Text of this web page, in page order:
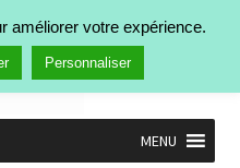
MENU
améliorer votre expérience.
Personnaliser